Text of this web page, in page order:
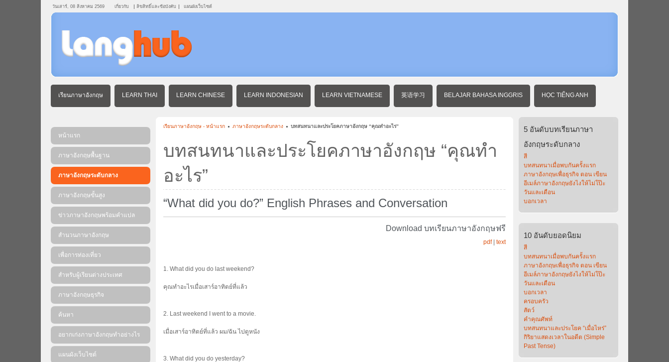
วันเสาร์, 08 สิงหาคม 2569 เกี่ยวกับ ลิขสิทธิ์และข้อบังคับ แผนผังเว็บไซต์
เรียนภาษาอังกฤษ LEARN THAI LEARN CHINESE LEARN INDONESIAN LEARN VIETNAMESE 英语学习 BELAJAR BAHASA INGGRIS HỌC TIẾNG ANH
เรียนภาษาอังกฤษ - หน้าแรก ภาษาอังกฤษระดับกลาง บทสนทนาและประโยคภาษาอังกฤษ “คุณทำอะไร”
บทสนทนาและประโยคภาษาอังกฤษ “คุณทำ
อะไร”
“What did you do?” English Phrases and Conversation
Download บทเรียนภาษาอังกฤษฟรี
pdf| text
1. What did you do last weekend?
คุณทำอะไรเมื่อเสาร์อาทิตย์ที่แล้ว
2. Last weekend I went to a movie.
เมื่อเสาร์อาทิตย์ที่แล้ว ผม/ฉัน ไปดูหนัง
3. What did you do yesterday?
หน้าแรก
ภาษาอังกฤษพื้นฐาน
ภาษาอังกฤษระดับกลาง
ภาษาอังกฤษขั้นสูง
ข่าวภาษาอังกฤษพร้อมคําแปล
สำนวนภาษาอังกฤษ
เพื่อการท่องเที่ยว
สำหรับผู้เรียนต่างประเทศ
ภาษาอังกฤษธุรกิจ
ค้นหา
อยากเก่งภาษาอังกฤษทำอย่างไร
แผนผังเว็บไซต์
5 อันดับบทเรียนภาษา
อังกฤษระดับกลาง
สี
บทสนทนาเมื่อพบกันครั้งแรก
ภาษาอังกฤษเพื่อธุรกิจ ตอน เขียน
อีเมล์ภาษาอังกฤษยังไงให้ไม่โป๊ะ
วันและเดือน
บอกเวลา
10 อันดับยอดนิยม
สี
บทสนทนาเมื่อพบกันครั้งแรก
ภาษาอังกฤษเพื่อธุรกิจ ตอน เขียน
อีเมล์ภาษาอังกฤษยังไงให้ไม่โป๊ะ
วันและเดือน
บอกเวลา
ครอบครัว
สัตว์
คำคุณศัพท์
บทสนทนาและประโยค “เมื่อไหร่”
กิริยาแสดงเวลาในอดีต (Simple
Past Tense)